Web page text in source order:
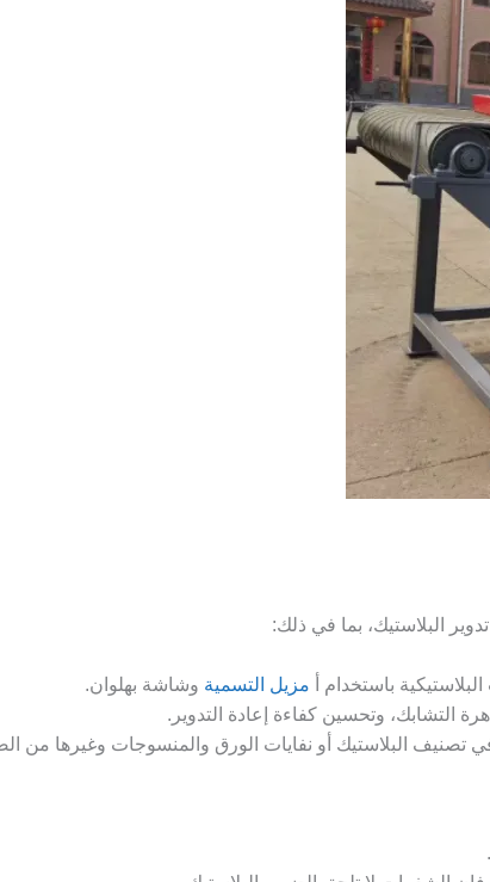
البلاستيك، بما في ذلك:
مزيل التسمية وشاشة بهلوان.
التشابك، وتحسين كفاءة إعادة التدوير.
تصنيف البلاستيك أو نفايات الورق والمنسوجات وغيرها من